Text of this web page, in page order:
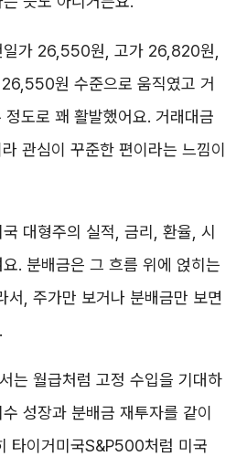
일가 26,550원, 고가 26,820원,
원 수준으로 움직였고 거
도로 꽤 활발했어요. 거래대금
관심이 꾸준한 편이라는 느낌이
대형주의 실적, 금리, 환율, 시
. 분배금은 그 흐름 위에 얹히는
서, 주가만 보거나 분배금만 보면
는 월급처럼 고정 수입을 기대하
성장과 분배금 재투자를 같이
타이거미국S&P500처럼 미국